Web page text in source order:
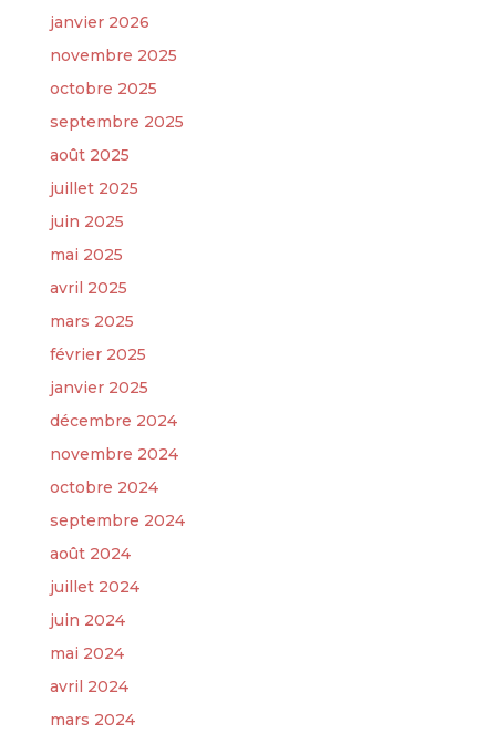
janvier 2026
novembre 2025
octobre 2025
septembre 2025
août 2025
juillet 2025
juin 2025
mai 2025
avril 2025
mars 2025
février 2025
janvier 2025
décembre 2024
novembre 2024
octobre 2024
septembre 2024
août 2024
juillet 2024
juin 2024
mai 2024
avril 2024
mars 2024